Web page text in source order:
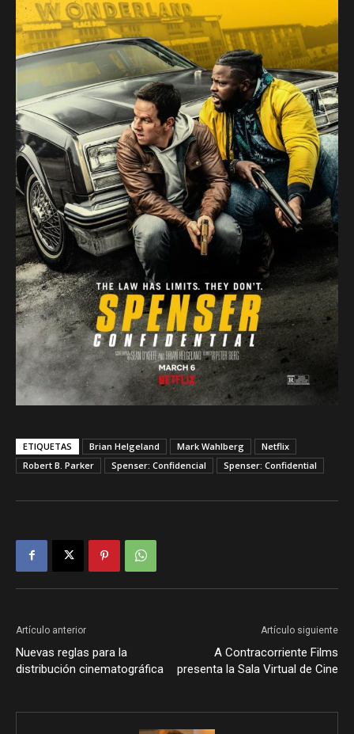
ETIQUETAS Brian Helgeland Mark Wahlberg
Netflix
Robert B. Parker
Spenser: Confidencial Spenser: Confidential
Artículo anterior
Nuevas reglas para la
distribución cinematográfica
Artículo siguiente
A Contracorriente Films
presenta la Sala Virtual de Cine